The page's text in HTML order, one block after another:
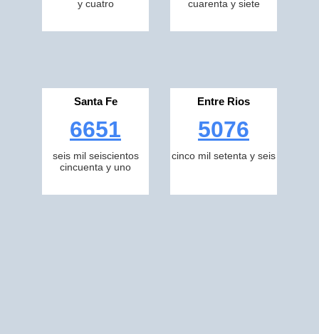
y cuatro
cuarenta y siete
Santa Fe
6651
seis mil seiscientos
cincuenta y uno
Entre Rios
5076
cinco mil setenta y seis